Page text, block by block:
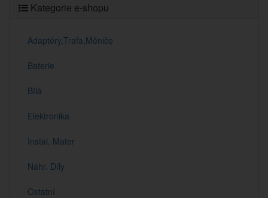
Kategorie e-shopu
Adaptéry,Trafa,Měniče
Baterie
Bílá
Elektronika
Instal. Mater
Náhr. Díly
Ostatní